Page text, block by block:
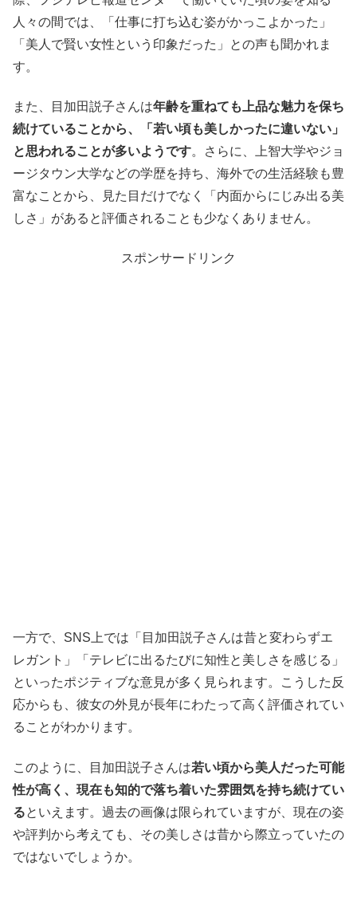
人々の間では、「仕事に打ち込む姿がかっこよかった」
「美人で賢い女性という印象だった」との声も聞かれま
す。
また、目加田説子さんは年齢を重ねても上品な魅力を保ち
続けていることから、「若い頃も美しかったに違いない」
と思われることが多いようです。さらに、上智大学やジョ
ージタウン大学などの学歴を持ち、海外での生活経験も豊
富なことから、見た目だけでなく「内面からにじみ出る美
しさ」があると評価されることも少なくありません。
スポンサードリンク
一方で、SNS上では「目加田説子さんは昔と変わらずエ
レガント」「テレビに出るたびに知性と美しさを感じる」
といったポジティブな意見が多く見られます。こうした反
応からも、彼女の外見が長年にわたって高く評価されてい
ることがわかります。
このように、目加田説子さんは若い頃から美人だった可能
性が高く、現在も知的で落ち着いた雰囲気を持ち続けてい
るといえます。過去の画像は限られていますが、現在の姿
や評判から考えても、その美しさは昔から際立っていたの
ではないでしょうか。